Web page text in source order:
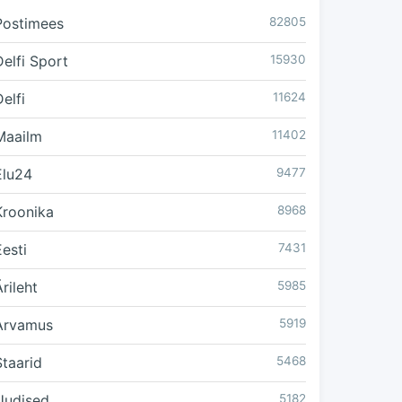
82805
Sport 15930
11624
11402
9477
8968
7431
5985
5919
5468
5182